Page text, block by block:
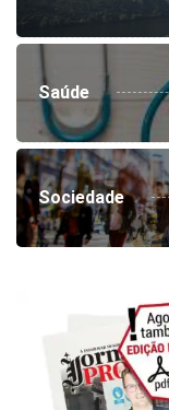
Saúde
Sociedade